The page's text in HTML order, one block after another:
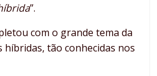
”.
com o grande tema da
híbridas, tão conhecidas nos